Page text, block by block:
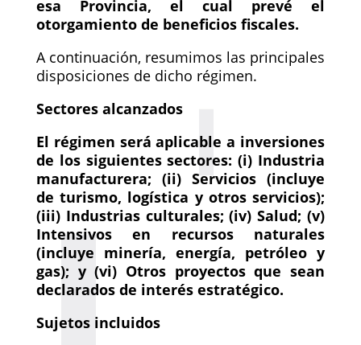
esa Provincia, el cual prevé el
otorgamiento de beneficios fiscales.
A continuación, resumimos las principales
disposiciones de dicho régimen.
Sectores alcanzados
El régimen será aplicable a inversiones
de los siguientes sectores: (i) Industria
manufacturera; (ii) Servicios (incluye
de turismo, logística y otros servicios);
(iii) Industrias culturales; (iv) Salud; (v)
Intensivos en recursos naturales
(incluye minería, energía, petróleo y
gas); y (vi) Otros proyectos que sean
declarados de interés estratégico.
Sujetos incluidos